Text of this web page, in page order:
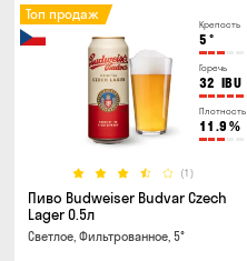
Крепость
5 °
Горечь
32 IBU
Плотность
11.9 %
(1)
Топ продаж
Пиво Budweiser Budvar Czech
Lager 0.5л
Светлое, Фильтрованное, 5°